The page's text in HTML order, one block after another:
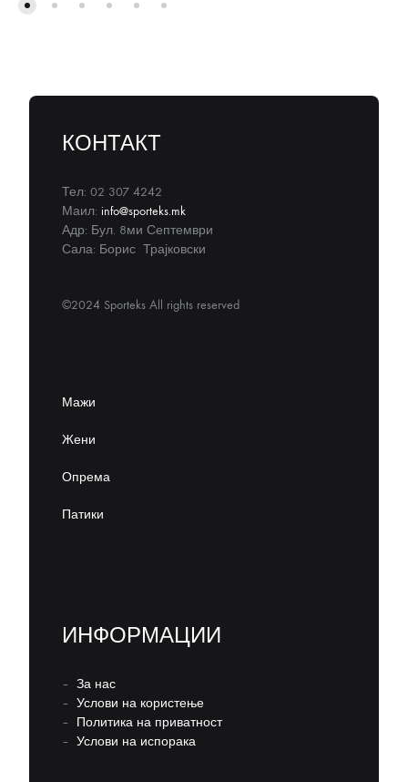
КОНТАКТ
Тел: 02 307 4242
Маил: info@sporteks.mk
Адр: Бул. 8ми Септември
Сала: Борис Трајковски
©2024 Sporteks All rights reserved
Мажи
Жени
Опрема
Патики
ИНФОРМАЦИИ
– За нас
– Услови на користење
– Политика на приватност
– Услови на испорака